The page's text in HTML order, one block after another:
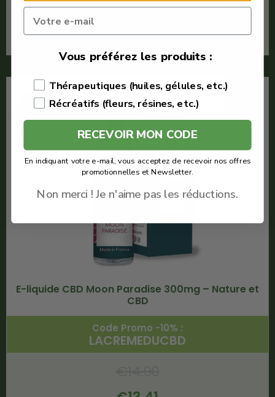
E-liquide CBD Moon Paradise 300mg – Nature et
CBD
Code Promo -10% :
LACREMEDUCBD
Vous préférez les produits :
Thérapeutiques (huiles, gélules, etc.)
Récréatifs (fleurs, résines, etc.)
RECEVOIR MON CODE
En indiquant votre e-mail, vous acceptez de recevoir nos offres
promotionnelles et Newsletter.
Non merci ! Je n'aime pas les réductions.